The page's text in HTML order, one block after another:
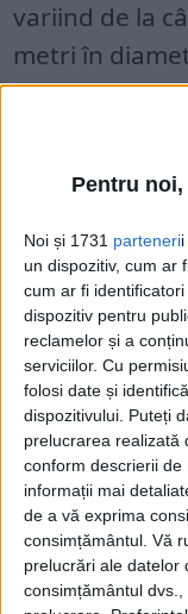
Pentru
Noi și 1731 parteneri
un dispozitiv, cum ar
cum ar fi
dispozitiv pentru
reclamelor și a
serviciilor. Cu
folosi date și
dispozitivului. Puteți
prelucrarea realizată
conform descrierii de
informații mai
de a vă exprima
consimțământul. Vă
prelucrări ale datelor
consimțământul
variind de la
metri în
predominant
cazuri în care
Procesul de